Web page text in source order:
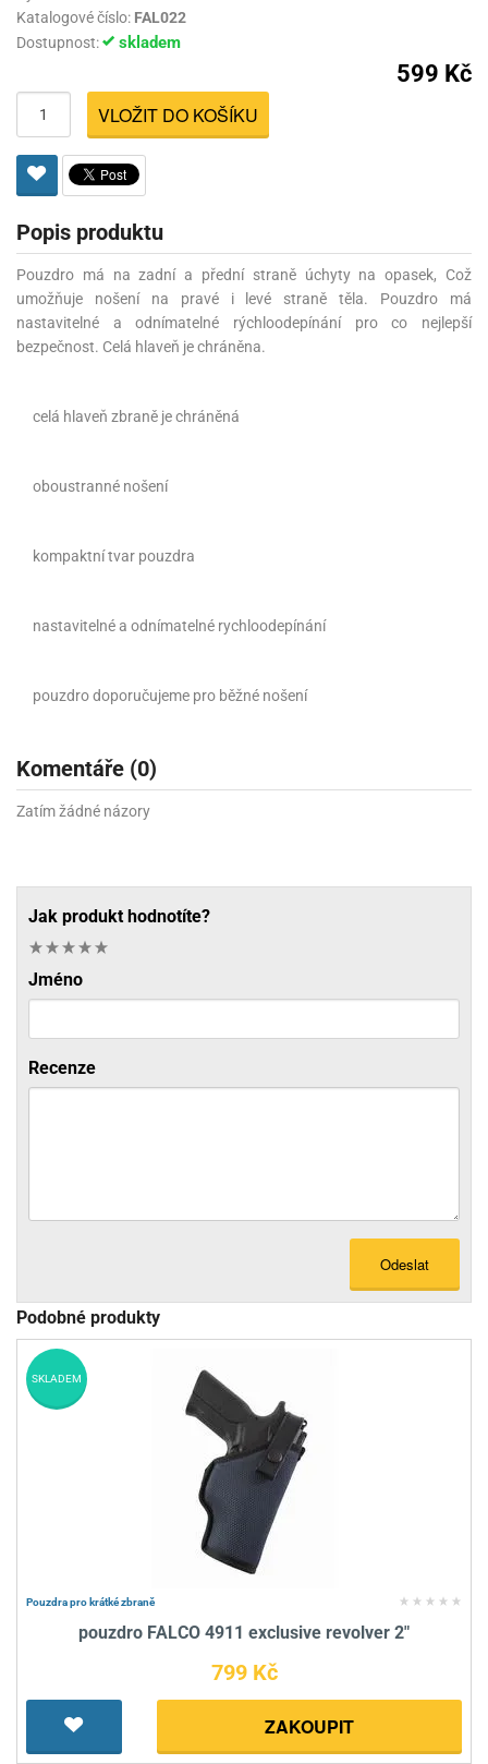
Katalogové číslo: FAL022
Dostupnost:
skladem
599 Kč
VLOŽIT DO KOŠÍKU
Popis produktu
Pouzdro má na zadní a přední straně úchyty na opasek, Což
umožňuje
nošení na pravé i levé straně těla. Pouzdro
má
nastavitelné
a odnímatelné rýchloodepínání pro co
nejlepší
bezpečnost. Celá hlaveň jechráněna.
celá hlaveň zbraně jechráněná
oboustranné nošení
kompaktnítvar pouzdra
nastavitelnéa odnímatelné rychloodepínání
pouzdrodoporučujeme pro běžné nošení
Komentáře (0)
Zatím žádné názory
Jak produkt hodnotíte?
Jméno
Recenze
Odeslat
Podobné produkty
Pouzdra pro krátké zbraně
pouzdro FALCO 4911 exclusive revolver 2"
799 Kč
ZAKOUPIT
SKLADEM